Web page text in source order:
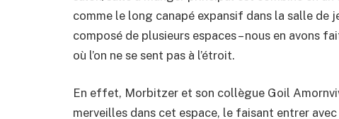
comme le long canapé expansif dans la salle
composé de plusieurs espaces – nous en avons
où l’on ne se sent pas à l’étroit.
En effet, Morbitzer et son collègue Goil
merveilles dans cet espace, le faisant entrer